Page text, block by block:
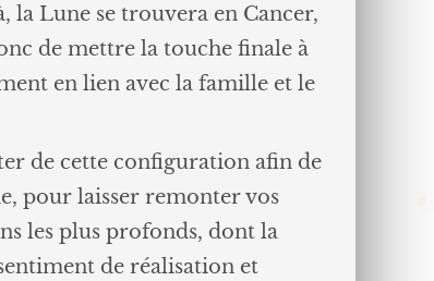
la Lune se trouvera en Cancer,
de mettre la touche finale à
en lien avec la famille et le
de cette configuration afin de
pour laisser remonter vos
les plus profonds, dont la
de réalisation et